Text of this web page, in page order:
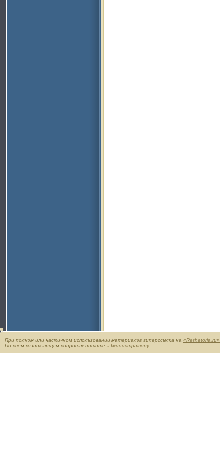
При полном или частичном использовании материалов гиперссылка на «Reshetoria.ru»
По всем возникающим вопросам пишите администратору.